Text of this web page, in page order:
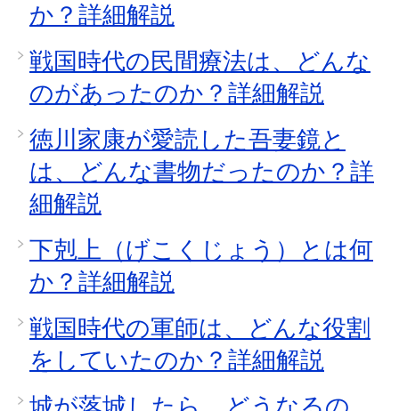
か？詳細解説
戦国時代の民間療法は、どんな
のがあったのか？詳細解説
徳川家康が愛読した吾妻鏡と
は、どんな書物だったのか？詳
細解説
下剋上（げこくじょう）とは何
か？詳細解説
戦国時代の軍師は、どんな役割
をしていたのか？詳細解説